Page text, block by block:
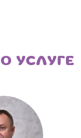
УСЛУГЕ